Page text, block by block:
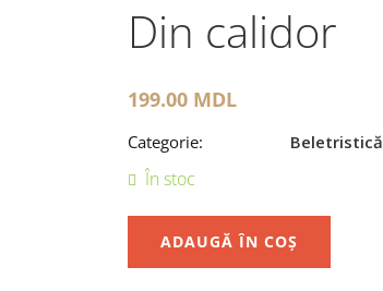
Din calidor
199.00 MDL
Categorie: Beletristică
În stoc
ADAUGĂ ÎN COȘ